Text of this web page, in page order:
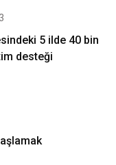
5 ilde 40 bin
desteği